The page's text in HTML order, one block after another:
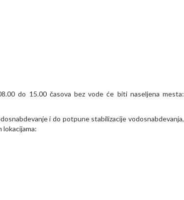
do 15.00 časova bez vode će biti naseljena mesta:
i do potpune stabilizacije vodosnabdevanja,